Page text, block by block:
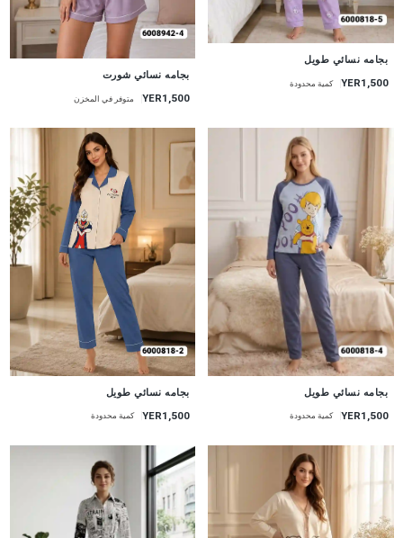
بجامه نسائي طويل
YER1,500 كمية محدودة
جديد
بجامه نسائي شورت
YER1,500 متوفر في المخزن
بجامه نسائي طويل
YER1,500 كمية محدودة
بجامه نسائي طويل
YER1,500 كمية محدودة